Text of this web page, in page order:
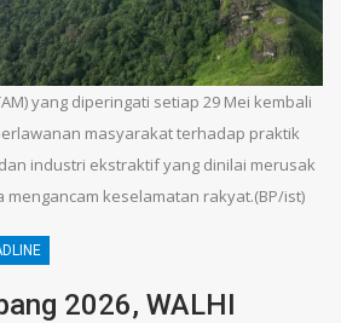
yang diperingati setiap 29 Mei kembali
masyarakat terhadap praktik
industri ekstraktif yang dinilai merusak
mengancam keselamatan rakyat.(BP/ist)
2026, WALHI